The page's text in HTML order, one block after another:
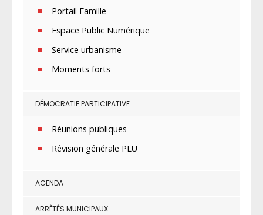
Portail Famille
Espace Public Numérique
Service urbanisme
Moments forts
DÉMOCRATIE PARTICIPATIVE
Réunions publiques
Révision générale PLU
AGENDA
ARRÊTÉS MUNICIPAUX